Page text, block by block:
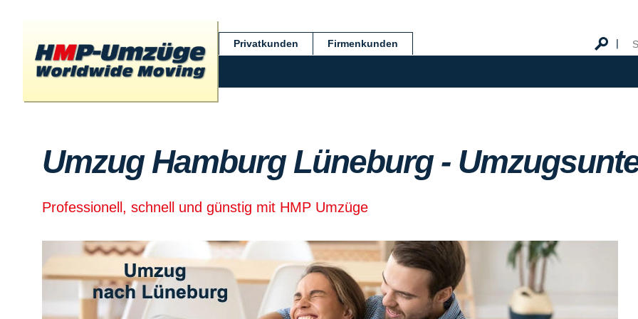
Privatkunden Firmenkunden
Umzug Hamburg Lüneburg -
Professionell, schnell und günstig mit HMP Umzüge